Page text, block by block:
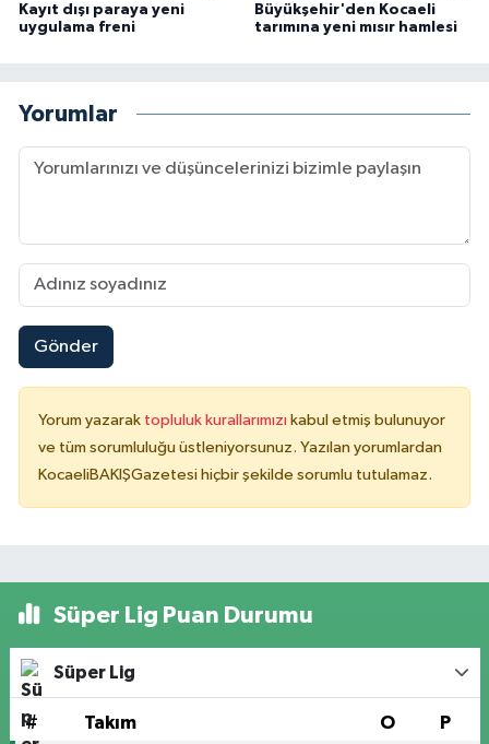
Kayıt dışı paraya yeni
uygulama freni
Büyükşehir'den Kocaeli
tarımına yeni mısır hamlesi
Yorumlar
Gönder
Yorum yazarak topluluk kurallarımızı kabul etmiş bulunuyor
ve tüm sorumluluğu üstleniyorsunuz. Yazılan yorumlardan
KocaeliBAKIŞGazetesi hiçbir şekilde sorumlu tutulamaz.
Süper Lig Puan Durumu
Süper Lig
# Takım O P